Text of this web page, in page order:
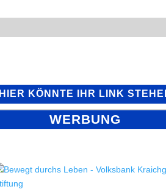
HIER KÖNNTE IHR LINK
WERBUNG